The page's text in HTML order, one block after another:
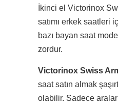
İkinci el Victorinox
satımı erkek saatleri
bazı bayan saat
zordur.
Victorinox Swiss
saat satın almak
olabilir. Sadece